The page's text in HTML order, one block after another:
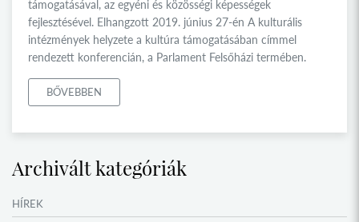
támogatásával, az egyéni és közösségi képességek
fejlesztésével. Elhangzott 2019. június 27-én A kulturális
intézmények helyzete a kultúra támogatásában címmel
rendezett konferencián, a Parlament Felsőházi termében.
BŐVEBBEN
Archivált kategóriák
HÍREK